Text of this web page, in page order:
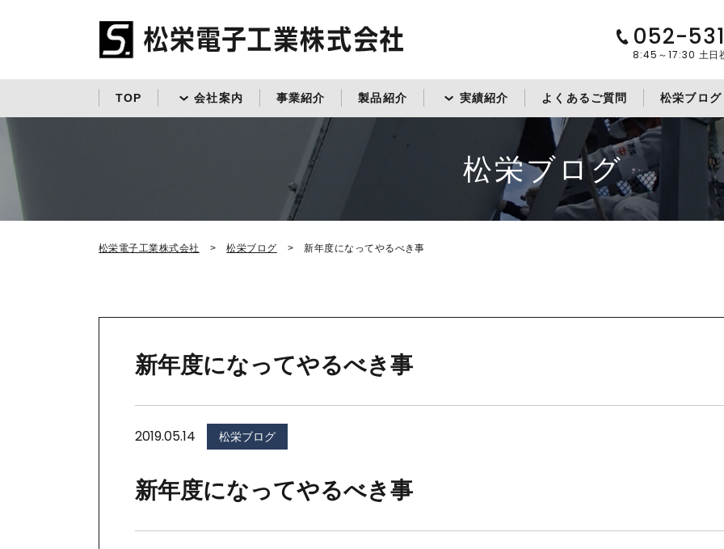
052-
8:45～17:30 土日
TOP 会社案内 事業紹介 製品紹介 実績紹介 よくあるご質問 松栄ブログ
松栄ブログ
松栄電子工業株式会社 松栄ブログ 新年度になってやるべき事
新年度になってやるべき事
2019.05.14 松栄ブログ
新年度になってやるべき事